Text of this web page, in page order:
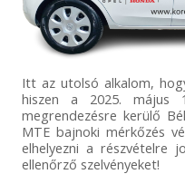
Itt az utolsó alkalom,
hiszen a 2025. május
megrendezésre kerülő
MTE bajnoki mérkőzés
elhelyezni a részvételre
ellenőrző szelvényeket!